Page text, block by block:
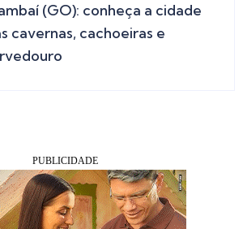
(GO): conheça a cidade
cavernas, cachoeiras e